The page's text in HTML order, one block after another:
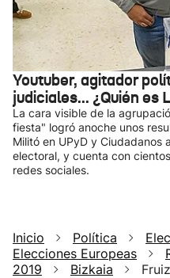
Youtuber, agitador
judiciales... ¿Quién es
La cara visible de la
fiesta" logró anoche unos
Militó en UPyD y Ciudadanos
electoral, y cuenta con
redes sociales.
Inicio Política
Elecciones Europeas
2019
Bizkaia Fruiz